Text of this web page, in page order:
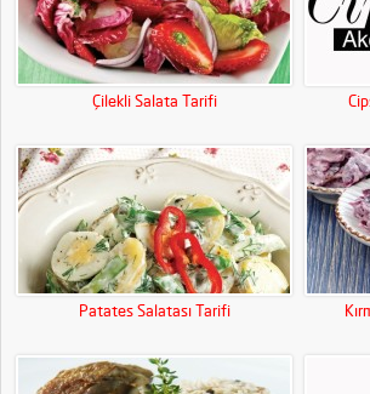
Çilekli Salata Tarifi
Patates Salatası Tarifi